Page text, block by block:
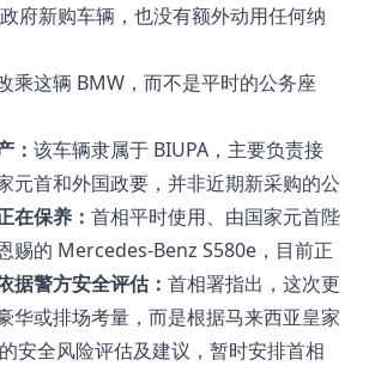
府新购车辆，也没有额外动用任何纳
乘这辆 BMW，而不是平时的公务座
： 该车辆隶属于 BIUPA，主要负责接
元首和外国政要，并非近期新采购的公
在保养： 首相平时使用、由国家元首陛
赐的 Mercedes-Benz S580e，目前正
据警方安全评估： 首相署指出，这次更
华或排场考量，而是根据马来西亚皇家
安全风险评估及建议，暂时安排首相